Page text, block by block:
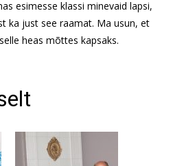
esimesse klassi minevaid lapsi,
ka just see raamat. Ma usun, et
heas mõttes kapsaks.